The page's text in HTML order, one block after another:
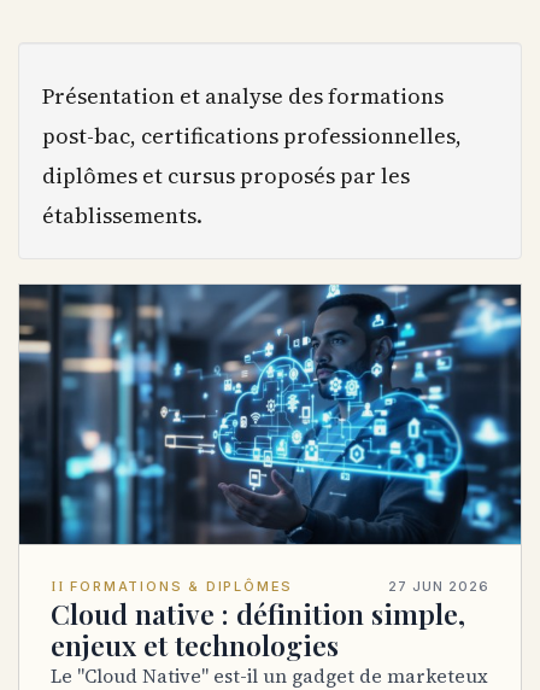
Présentation et analyse des formations
post-bac, certifications professionnelles,
diplômes et cursus proposés par les
établissements.
II FORMATIONS & DIPLÔMES 27 JUN 2026
Cloud native : définition simple,
enjeux et technologies
Le "Cloud Native" est-il un gadget de marketeux